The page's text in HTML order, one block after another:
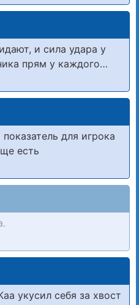
и сила удара у
прям у каждого…
для игрока
есть
укусил себя за хвост